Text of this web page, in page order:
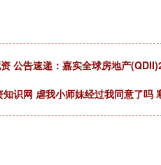
公告速递：嘉实全球房地产
知识网 虐我小师妹经过我同意了吗